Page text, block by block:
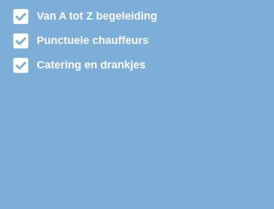
Van A tot Z begeleiding
Punctuele chauffeurs
Catering en drankjes